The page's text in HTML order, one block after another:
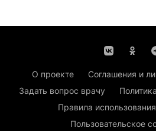
О проекте Соглашения и
Задать вопрос врачу
Правила
Пользовательское